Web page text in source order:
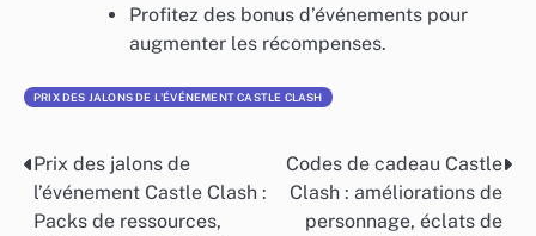
Profitez des bonus d’événements pour
augmenter les récompenses.
PRIX DES JALONS DE L'ÉVÉNEMENT CASTLE CLASH
Post
navigation
Prix des jalons de
l’événement Castle Clash :
Packs de ressources,
Codes de cadeau Castle
Clash : améliorations de
personnage, éclats de